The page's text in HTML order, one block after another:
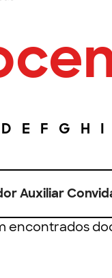
D E F G H I
Auxiliar
encontrados